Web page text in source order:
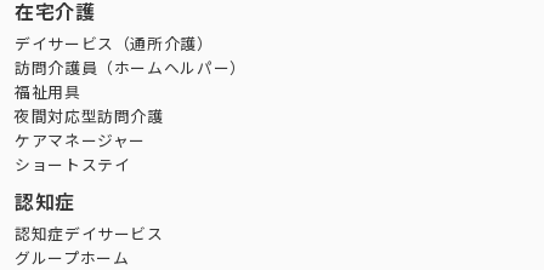
在宅介護
デイサービス（通所介護）
訪問介護員（ホームヘルパー）
福祉用具
夜間対応型訪問介護
ケアマネージャー
ショートステイ
認知症
認知症デイサービス
グループホーム